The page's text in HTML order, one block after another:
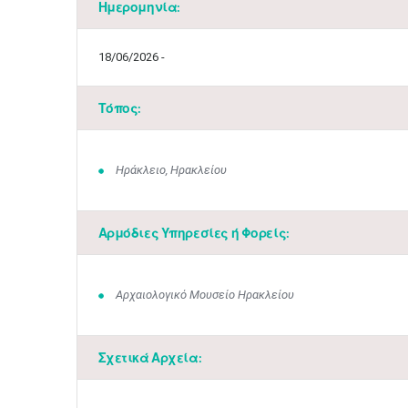
Ημερομηνία:
18/06/2026 -
Τόπος:
Ηράκλειο, Ηρακλείου
Αρμόδιες Υπηρεσίες ή Φορείς:
Αρχαιολογικό Μουσείο Ηρακλείου
Σχετικά Αρχεία: